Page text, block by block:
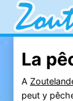
La
A
peut y